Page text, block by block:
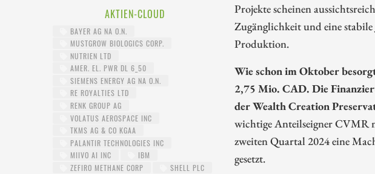
AKTIEN-CLOUD
BAYER AG NA O.N.
MUSTGROW BIOLOGICS CORP.
NUTRIEN LTD
AMER. EL. PWR DL 6_50
SIEMENS ENERGY AG NA O.N.
RE ROYALTIES LTD
RENK GROUP AG
VOLATUS AEROSPACE INC
TKMS AG & CO KGAA
PALANTIR TECHNOLOGIES INC
MIIVO AI INC
IBM
ZEFIRO METHANE CORP
SHELL PLC
Projekte scheinen
Zugänglichkeit und eine
Produktion.
Wie schon im Oktober
2,75 Mio. CAD. Die
der Wealth Creation
wichtige Anteilseigner CVMR
zweiten Quartal 2024 eine
gesetzt.